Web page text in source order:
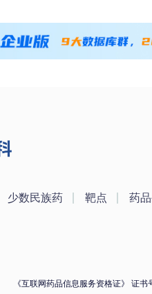
少数民族药 靶点 药
《互联网药品信息服务资格证》 证书